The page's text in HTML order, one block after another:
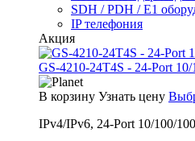
SDH / PDH / E1
IP телефония
Акция
GS-4210-24T4S - 24-Port
В корзину Узнать цену
IPv4/IPv6, 24-Port 10/100/